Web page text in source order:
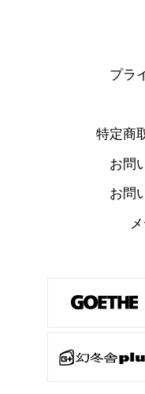
プラ
特定商
お問
お問